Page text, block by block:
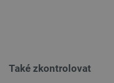
Také zkontrolovat